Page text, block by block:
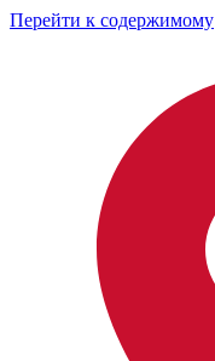
Перейти к содержимому